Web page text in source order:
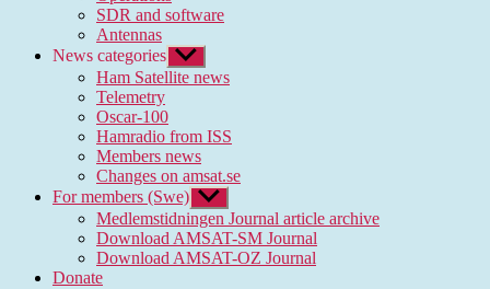
SDR and software
Antennas
News categories Show
sub
menu
Ham Satellite news
Telemetry
Oscar-100
Hamradio from ISS
Members news
Changes on amsat.se
For members (Swe) Show
sub
menu
Medlemstidningen Journal article archive
Download AMSAT-SM Journal
Download AMSAT-OZ Journal
Donate